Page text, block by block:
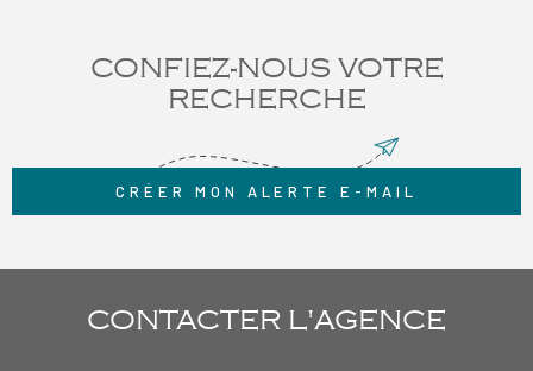
CONFIEZ-NOUS VOTRE
RECHERCHE
CRÉER MON ALERTE E-MAIL
CONTACTER L'AGENCE